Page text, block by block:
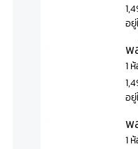
อยู่
พ
1
อยู่
พ
1